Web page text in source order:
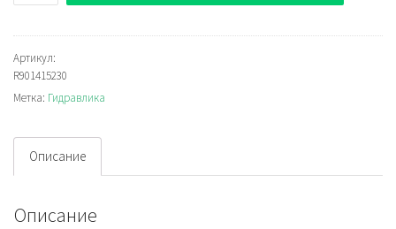
Rexroth
DBW30A2N5X/315U6EW110N9K4V
Отсечной
клапан
Артикул:
R901415230
Метка: Гидравлика
Описание
Описание